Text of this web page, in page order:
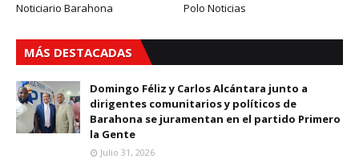
Noticiario Barahona
Polo Noticias
MÁS DESTACADAS
Domingo Féliz y Carlos Alcántara junto a
dirigentes comunitarios y políticos de
Barahona se juramentan en el partido Primero
la Gente
Julio 31, 2026